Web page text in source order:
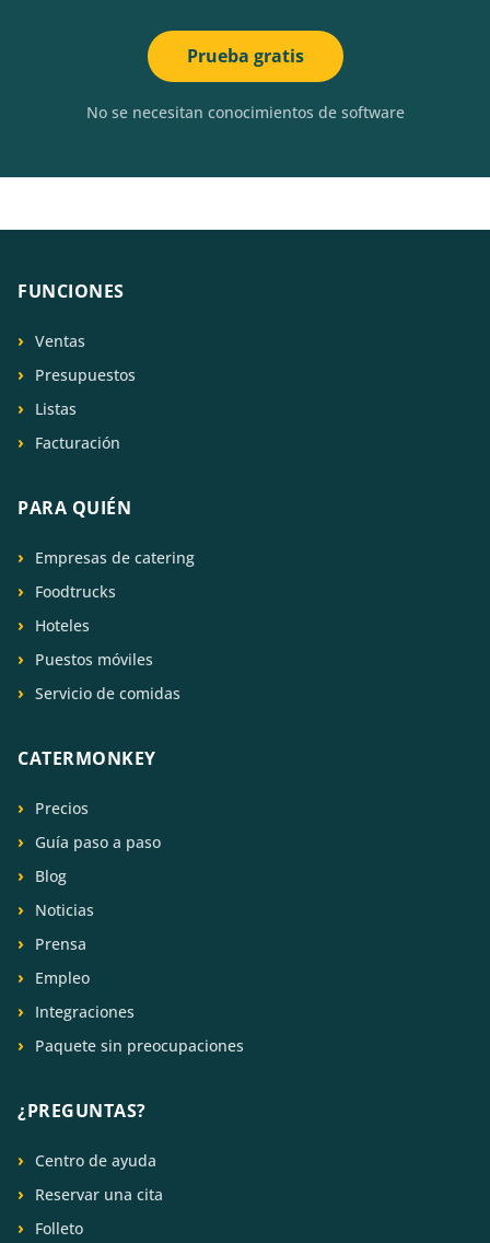
Prueba gratis
No se necesitan conocimientos de software
FUNCIONES
Ventas
Presupuestos
Listas
Facturación
PARA QUIÉN
Empresas de catering
Foodtrucks
Hoteles
Puestos móviles
Servicio de comidas
CATERMONKEY
Precios
Guía paso a paso
Blog
Noticias
Prensa
Empleo
Integraciones
Paquete sin preocupaciones
¿PREGUNTAS?
Centro de ayuda
Reservar una cita
Folleto